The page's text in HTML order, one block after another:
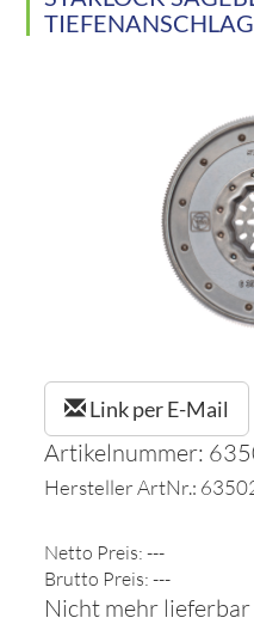
Link per E-Mail
Artikelnummer:
Hersteller ArtNr.:
Netto Preis: ---
Brutto Preis: ---
Nicht mehr lieferbar